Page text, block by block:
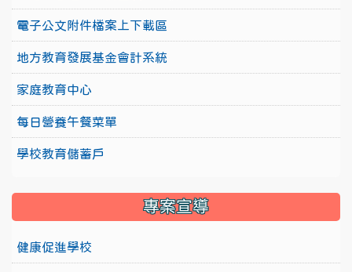
電子公文附件檔案上下載區
地方教育發展基金會計系統
家庭教育中心
每日營養午餐菜單
學校教育儲蓄戶
專案宣導
健康促進學校